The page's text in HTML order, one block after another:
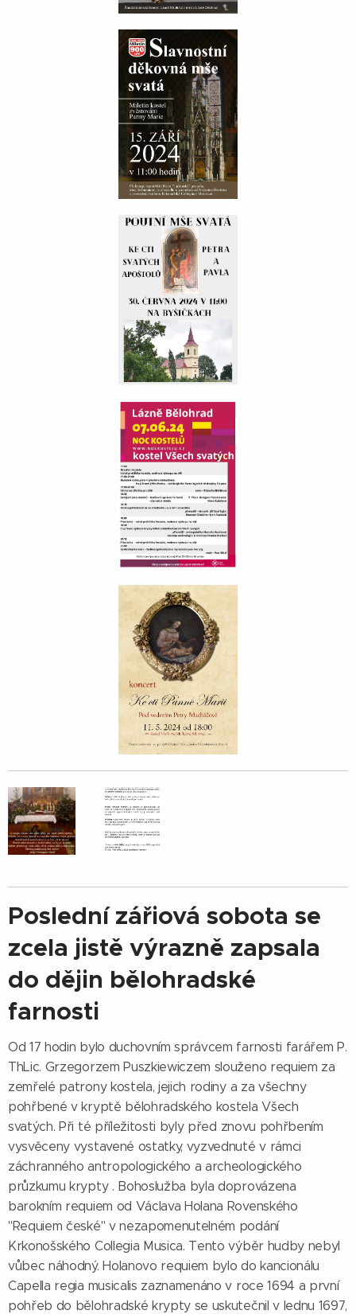
Poslední zářiová sobota se
zcela jistě výrazně zapsala
do dějin bělohradské
farnosti
Od 17 hodin bylo duchovním správcem farnosti farářem P.
ThLic. Grzegorzem Puszkiewiczem slouženo requiem za
zemřelé patrony kostela, jejich rodiny a za všechny
pohřbené v kryptě bělohradského kostela Všech
svatých. Při té příležitosti byly před znovu pohřbením
vysvěceny vystavené ostatky, vyzvednuté v rámci
záchranného antropologického a archeologického
průzkumu krypty . Bohoslužba byla doprovázena
barokním requiem od Václava Holana Rovenského
"Requiem české" v nezapomenutelném podání
Krkonošského Collegia Musica. Tento výběr hudby nebyl
vůbec náhodný. Holanovo requiem bylo do kancionálu
Capella regia musicalis zaznamenáno v roce 1694 a první
pohřeb do bělohradské krypty se uskutečnil v lednu 1697,